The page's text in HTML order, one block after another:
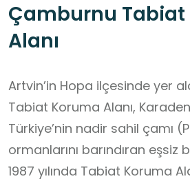
Çamburnu
Alanı
Artvin’in Hopa ilçesinde yer
Tabiat Koruma Alanı,
Türkiye’nin nadir sahil çamı
ormanlarını barındıran eşsiz
1987 yılında Tabiat Koruma